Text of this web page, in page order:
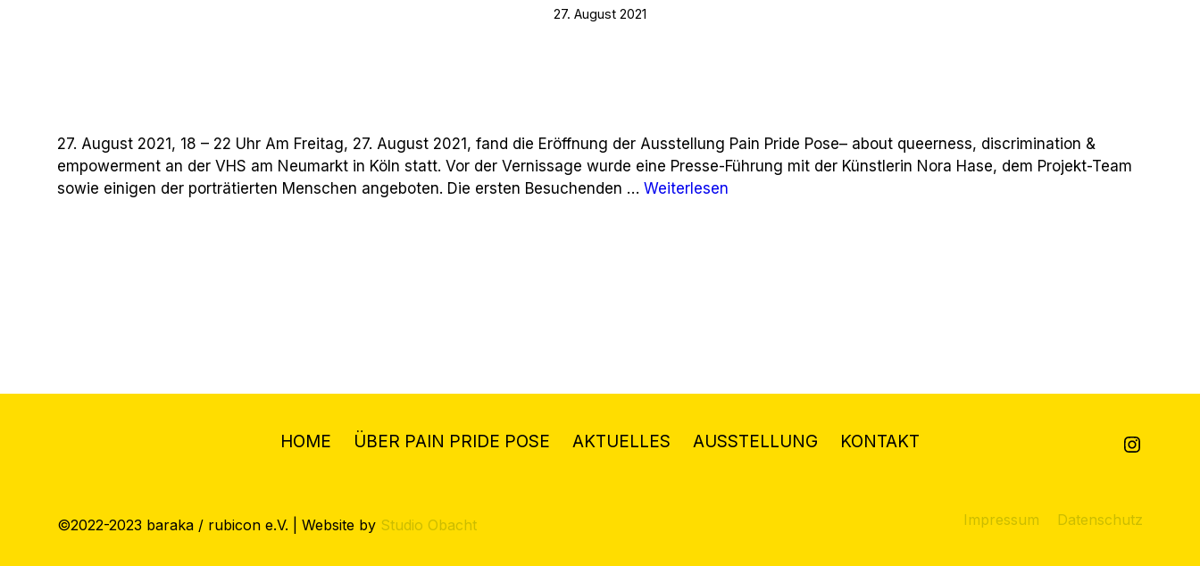
27. August 2021
27. August 2021, 18 – 22 Uhr Am Freitag, 27. August 2021, fand die Eröffnung der Ausstellung Pain Pride Pose– about queerness, discrimination &
empowerment an der VHS am Neumarkt in Köln statt. Vor der Vernissage wurde eine Presse-Führung mit der Künstlerin Nora Hase, dem Projekt-Team
sowie einigen der porträtierten Menschen angeboten. Die ersten Besuchenden … Weiterlesen
HOME ÜBER PAIN PRIDE POSE AKTUELLES AUSSTELLUNG KONTAKT
©2022-2023 baraka / rubicon e.V. | Website by Studio Obacht Impressum Datenschutz